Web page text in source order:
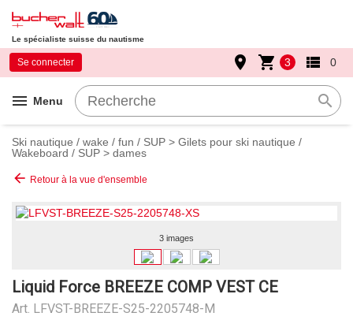
Le spécialiste suisse du nautisme
menu Menu search
Se connecter place shopping_cart 3 view_list 0
Ski nautique / wake / fun / SUP > Gilets pour ski nautique /
Wakeboard / SUP > dames
arrow_back Retour à la vue d'ensemble
3 images
Liquid Force BREEZE COMP VEST CE
Art. LFVST-BREEZE-S25-2205748-M